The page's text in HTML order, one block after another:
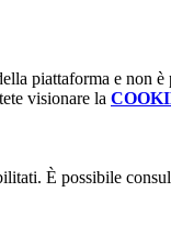
piattaforma e non
visionare la
È possibile